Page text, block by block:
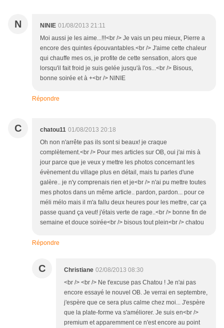
N NINIE 01/08/2013 21:11
Moi aussi je les aime...!!!<br /> Je vais un peu mieux, Pierre a
encore des quintes épouvantables.<br /> J'aime cette chaleur
qui chauffe mes os, je profite de cette sensation, alors que
lorsqu'il fait froid je suis gelée jusqu'à l'os...<br /> Bisous,
bonne soirée et à +<br /> NINIE
Répondre
C chatou11 01/08/2013 20:18
Oh non n'arrête pas ils sont si beaux! je craque
complètement.<br /> Pour mes articles sur OB, oui j'ai mis à
jour parce que je veux y mettre les photos concernant les
évènement du village plus en détail, mais tu parles d'une
galère.. je n'y comprenais rien et je<br /> n'ai pu mettre toutes
mes photos dans un même article.. pardon, pardon... pour ce
méli mélo mais il m'a fallu deux heures pour les mettre, car ça
passe quand ça veut! j'étais verte de rage..<br /> bonne fin de
semaine et douce soirée<br /> bisous tout plein<br /> chatou
Répondre
C Christiane 02/08/2013 08:30
<br /> <br /> Ne t'excuse pas Chatou ! Je n'ai pas
encore essayé le nouvel OB. Je verrai en septembre,
j'espère que ce sera plus calme chez moi... J'espère
que la plate-forme va s'améliorer. Je suis en<br />
premium et apparemment ce n'est encore au point